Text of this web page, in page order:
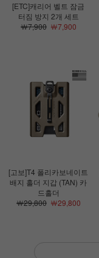
[ETC]캐리어 벨트 잠금
터짐 방지 2개 세트
￦7,900￦7,900
[고보]T4 폴리카보네이트
배지 홀더 지갑 (TAN) 카
드홀더
￦29,800￦29,800